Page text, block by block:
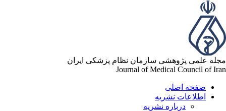
علمی پژوهشی سازمان نظام پزشکی ایران
Journal of Medical Council of
صفحه اصلی
اطلاعات نشریه
درباره نشریه